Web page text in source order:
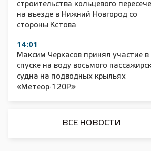
строительства кольцевого
на въезде в Нижний Новгород со
стороны Кстова
14:01
Максим Черкасов принял участие в
спуске на воду восьмого
судна на подводных крыльях
«Метеор-120Р»
ВСЕ НОВОСТИ